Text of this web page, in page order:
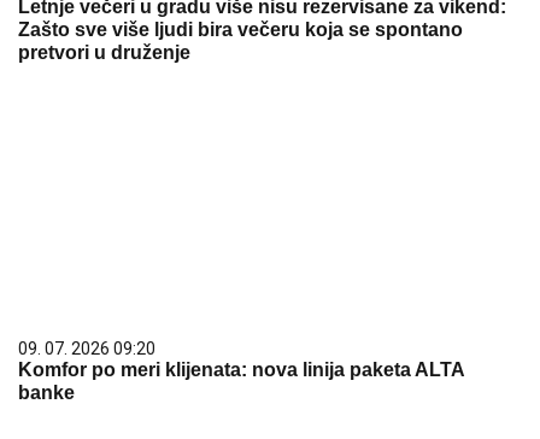
Letnje večeri u gradu više nisu rezervisane za vikend:
Zašto sve više ljudi bira večeru koja se spontano
pretvori u druženje
09. 07. 2026 09:20
Komfor po meri klijenata: nova linija paketa ALTA
banke